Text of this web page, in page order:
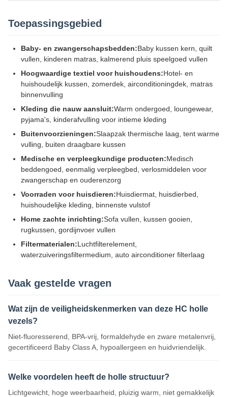
Toepassingsgebied
Baby- en zwangerschapsbedden:Baby kussen kern, quilt
vullen, kinderen matras, kalmerend pluis speelgoed vullen
Hoogwaardige textiel voor huishoudens:Hotel- en
huishoudelijk kussen, zomerdek, airconditioningdek, matras
binnenvulling
Kleding die nauw aansluit:Warm ondergoed, loungewear,
pyjama's, kinderafvulling voor intieme kleding
Buitenvoorzieningen:Slaapzak thermische laag, tent warme
vulling, buiten draagbare kussen
Medische en verpleegkundige producten:Medisch
beddengoed, eenmalig verpleegbed, verlosmiddelen voor
zwangerschap en ouderenzorg
Voorraden voor huisdieren:Huisdiermat, huisdierbed,
huishoudelijke kleding, binnenste vulstof
Home zachte inrichting:Sofa vullen, kussen gooien,
rugkussen, gordijnvoer vullen
Filtermaterialen:Luchtfilterelement,
waterzuiveringsfiltermedium, auto airconditioner filterlaag
Vaak gestelde vragen
Wat zijn de veiligheidskenmerken van deze HC holle
vezels?
Niet-fluoresserend, BPA-vrij, formaldehyde en zware metalenvrij,
gecertificeerd Baby Class A, hypoallergeen en huidvriendelijk.
Welke voordelen heeft de holle structuur?
Lichtgewicht, hoge weerbaarheid, pluizig warm, niet gemakkelijk